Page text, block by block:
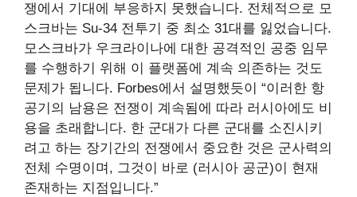
쟁에서 기대에 부응하지 못했습니다. 전체적으로 모
스크바는 Su-34 전투기 중 최소 31대를 잃었습니다.
모스크바가 우크라이나에 대한 공격적인 공중 임무
를 수행하기 위해 이 플랫폼에 계속 의존하는 것도
문제가 됩니다. Forbes에서 설명했듯이 “이러한 항
공기의 남용은 전쟁이 계속됨에 따라 러시아에도 비
용을 초래합니다. 한 군대가 다른 군대를 소진시키
려고 하는 장기간의 전쟁에서 중요한 것은 군사력의
전체 수명이며, 그것이 바로 (러시아 공군)이 현재
존재하는 지점입니다.”